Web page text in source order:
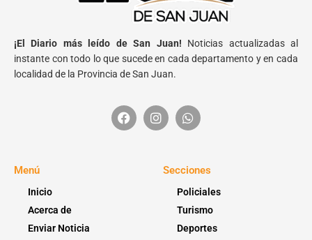
¡El Diario más leído de San Juan! Noticias actualizadas al
instante con todo lo que sucede en cada departamento y en cada
localidad de la Provincia de San Juan.
Menú
Inicio
Acerca de
Enviar Noticia
Secciones
Policiales
Turismo
Deportes